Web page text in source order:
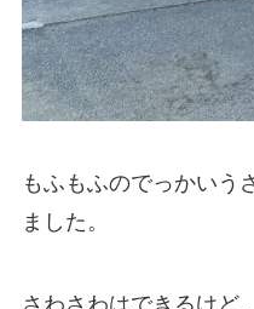
もふもふのでっかいう
ました。